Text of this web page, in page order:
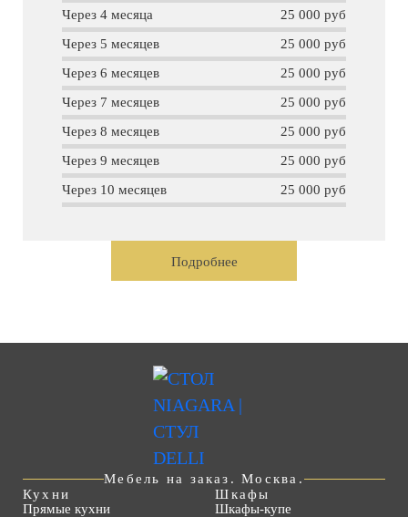
Через 4 месяца
25 000 руб
Через 5 месяцев
25 000 руб
Через 6 месяцев
25 000 руб
Через 7 месяцев
25 000 руб
Через 8 месяцев
25 000 руб
Через 9 месяцев
25 000 руб
Через 10 месяцев
25 000 руб
Подробнее
Мебель на заказ. Москва.
Кухни
Прямые кухни
Шкафы
Шкафы-купе